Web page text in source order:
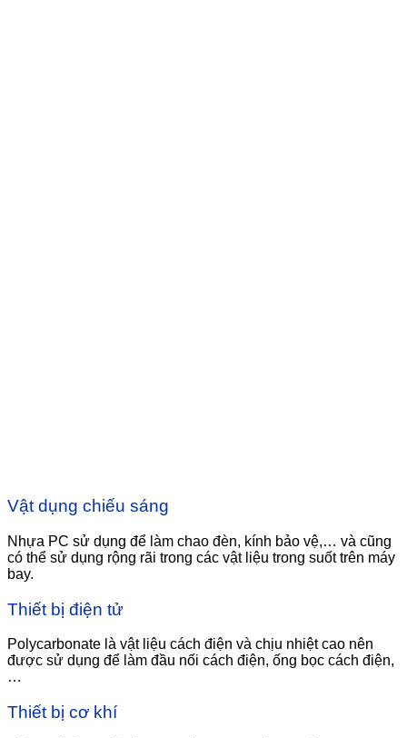
Vật dụng chiếu sáng
Nhựa PC sử dụng để làm chao đèn, kính bảo vệ,… và cũng
có thể sử dụng rộng rãi trong các vật liệu trong suốt trên máy
bay.
Thiết bị điện tử
Polycarbonate là vật liệu cách điện và chịu nhiệt cao nên
được sử dụng để làm đầu nối cách điện, ống bọc cách điện,
…
Thiết bị cơ khí